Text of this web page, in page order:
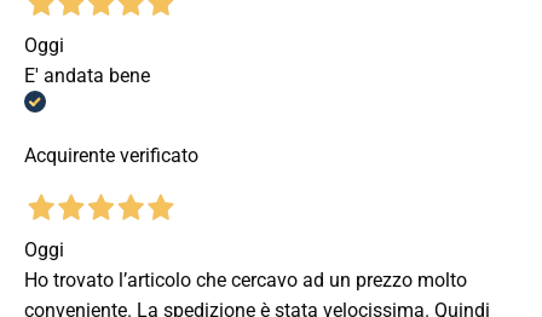
Oggi
E' andata bene
Acquirente verificato
Oggi
Ho trovato l’articolo che cercavo ad un prezzo molto
conveniente. La spedizione è stata velocissima. Quindi